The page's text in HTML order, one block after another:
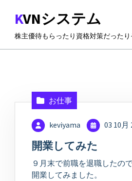
ツ
KVNシステム
株主優待もらったり資格対策だった
お仕事
keviyama 03 10月
開業してみた
９月末で前職を退職したの
開業してみました。